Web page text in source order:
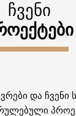
ᲩᲕᲔᲜᲘ
და ჩვენი